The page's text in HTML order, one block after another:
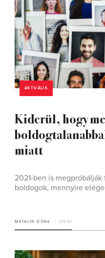
AKTUÁLIS
Kiderül, hogy
miatt
2021-ben is
boldogok, mennyire
MATALIN DÓRA 4 PERC